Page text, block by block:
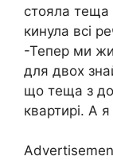
стояла теща
кинула всі
-Тепер ми
для двох
що теща з
квартирі. А